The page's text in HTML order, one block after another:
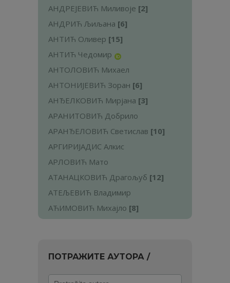
АНДРЕЈЕВИЋ Миливоје [2]
АНДРИЋ Љиљана [6]
АНТИЋ Оливер [15]
АНТИЋ Чедомир
АНТОЛОВИЋ Михаел
АНТОНИЈЕВИЋ Зоран [6]
АНЂЕЛКОВИЋ Мирјана [3]
АРАНИТОВИЋ Добрило
АРАНЂЕЛОВИЋ Светислав [10]
АРГИРИЈАДИС Алкис
АРЛОВИЋ Мато
АТАНАЦКОВИЋ Драгољуб [12]
АТЕЉЕВИЋ Владимир
АЋИМОВИЋ Михајло [8]
ПОТРАЖИТЕ АУТОРА /
Pretražite